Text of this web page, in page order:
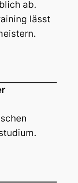
ab.
lässt